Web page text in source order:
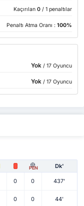
Kaçırılan 0 / 1 penaltılar
Penaltı Atma Oranı : 100%
Yok/ 17 Oyuncu
Yok/ 17 Oyuncu
PEN Dk'
0 0 437'
0 0 44'